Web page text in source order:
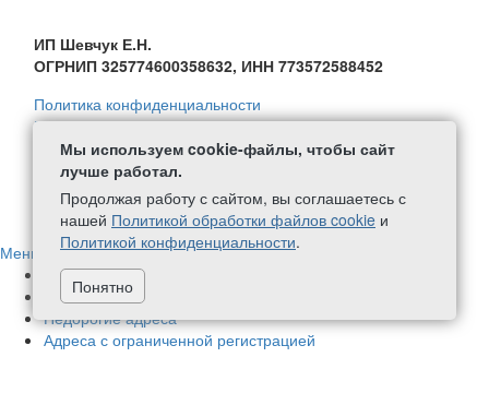
ИП Шевчук Е.Н.
ОГРНИП 325774600358632, ИНН 773572588452
Политика конфиденциальности
Политика в отношении обработки персональных данных
Согласие на обработку персональных данных
Политика обработки файлов Cookie
+7 (499) 111-59-08
написать нам
Меню
Адреса в нашей собственности
Немассовые адреса
Недорогие адреса
Адреса с ограниченной регистрацией
Мы используем cookie-файлы, чтобы сайт
лучше работал.
Продолжая работу с сайтом, вы соглашаетесь с
нашей Политикой обработки файлов cookie и
Политикой конфиденциальности.
Понятно